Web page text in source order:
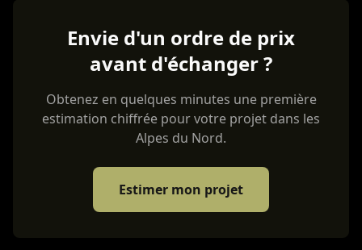
Envie d'un ordre de prix
avant d'échanger ?
Obtenez en quelques minutes une première
estimation chiffrée pour votre projet dans les
Alpes du Nord.
Estimer mon projet